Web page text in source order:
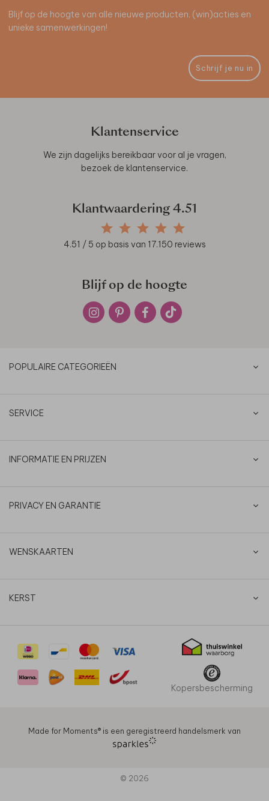
Blijf op de hoogte van alle nieuwe producten, (win)acties en
unieke samenwerkingen!
Schrijf je nu in
Klantenservice
We zijn dagelijks bereikbaar voor al je vragen,
bezoek de klantenservice.
Klantwaardering 4.51
4.51 / 5 op basis van 17.150 reviews
Blijf op de hoogte
POPULAIRE CATEGORIEËN
SERVICE
INFORMATIE EN PRIJZEN
PRIVACY EN GARANTIE
WENSKAARTEN
KERST
Kopersbescherming
Made for Moments®️ is een geregistreerd handelsmerk van
© 2026